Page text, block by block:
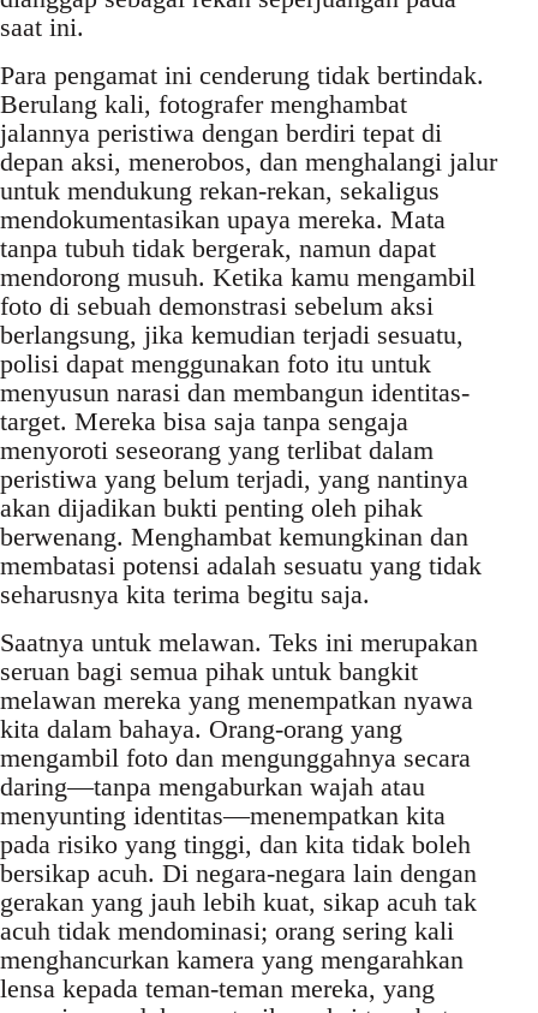
saat ini.
Para pengamat ini cenderung tidak bertindak.
Berulang kali, fotografer menghambat
jalannya peristiwa dengan berdiri tepat di
depan aksi, menerobos, dan menghalangi jalur
untuk mendukung rekan-rekan, sekaligus
mendokumentasikan upaya mereka. Mata
tanpa tubuh tidak bergerak, namun dapat
mendorong musuh. Ketika kamu mengambil
foto di sebuah demonstrasi sebelum aksi
berlangsung, jika kemudian terjadi sesuatu,
polisi dapat menggunakan foto itu untuk
menyusun narasi dan membangun identitas-
target. Mereka bisa saja tanpa sengaja
menyoroti seseorang yang terlibat dalam
peristiwa yang belum terjadi, yang nantinya
akan dijadikan bukti penting oleh pihak
berwenang. Menghambat kemungkinan dan
membatasi potensi adalah sesuatu yang tidak
seharusnya kita terima begitu saja.
Saatnya untuk melawan. Teks ini merupakan
seruan bagi semua pihak untuk bangkit
melawan mereka yang menempatkan nyawa
kita dalam bahaya. Orang-orang yang
mengambil foto dan mengunggahnya secara
daring—tanpa mengaburkan wajah atau
menyunting identitas—menempatkan kita
pada risiko yang tinggi, dan kita tidak boleh
bersikap acuh. Di negara-negara lain dengan
gerakan yang jauh lebih kuat, sikap acuh tak
acuh tidak mendominasi; orang sering kali
menghancurkan kamera yang mengarahkan
lensa kepada teman-teman mereka, yang